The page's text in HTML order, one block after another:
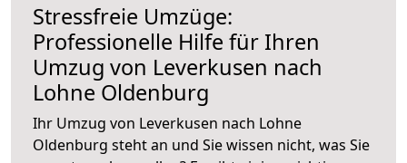
Stressfreie Umzüge:
Professionelle Hilfe für Ihren
Umzug von Leverkusen nach
Lohne Oldenburg
Ihr Umzug von Leverkusen nach Lohne
Oldenburg steht an und Sie wissen nicht, was Sie